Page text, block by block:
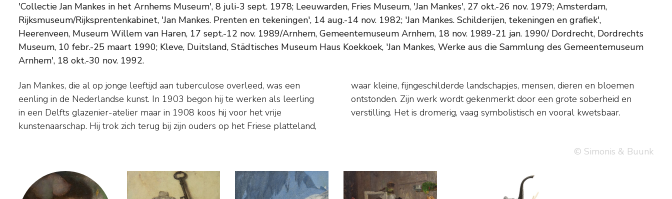
'Collectie Jan Mankes in het Arnhems Museum', 8 juli-3 sept. 1978; Leeuwarden, Fries Museum, 'Jan Mankes', 27 okt.-26 nov. 1979; Amsterdam,
Rijksmuseum/Rijksprentenkabinet, 'Jan Mankes. Prenten en tekeningen', 14 aug.-14 nov. 1982; 'Jan Mankes. Schilderijen, tekeningen en grafiek',
Heerenveen, Museum Willem van Haren, 17 sept.-12 nov. 1989/Arnhem, Gemeentemuseum Arnhem, 18 nov. 1989-21 jan. 1990/ Dordrecht, Dordrechts
Museum, 10 febr.-25 maart 1990; Kleve, Duitsland, Städtisches Museum Haus Koekkoek, 'Jan Mankes, Werke aus die Sammlung des Gemeentemuseum
Arnhem', 18 okt.-30 nov. 1992.
Jan Mankes, die al op jonge leeftijd aan tuberculose overleed, was een
eenling in de Nederlandse kunst. In 1903 begon hij te werken als leerling
in een Delfts glazenier-atelier maar in 1908 koos hij voor het vrije
kunstenaarschap. Hij trok zich terug bij zijn ouders op het Friese platteland,
waar kleine, fijngeschilderde landschapjes, mensen, dieren en bloemen
ontstonden. Zijn werk wordt gekenmerkt door een grote soberheid en
verstilling. Het is dromerig, vaag symbolistisch en vooral kwetsbaar.
© Simonis & Buunk